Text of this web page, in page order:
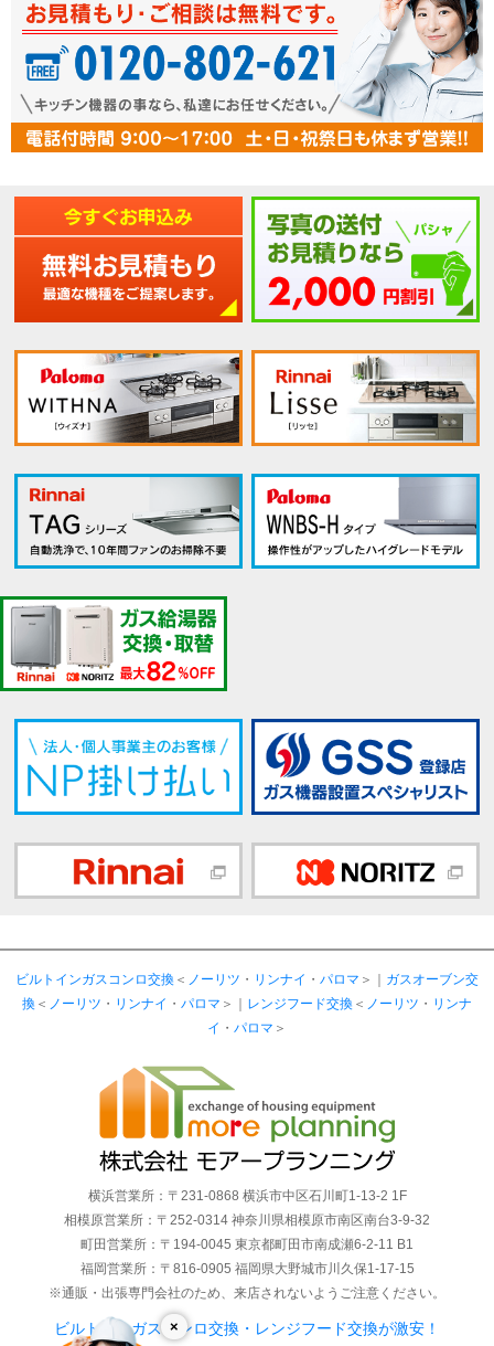
×
ビルトインガスコンロ交換 ＜ ノーリツ ・ リンナイ ・ パロマ ＞｜ ガスオーブン交
換 ＜ ノーリツ ・ リンナイ ・ パロマ ＞｜ レンジフード交換 ＜ ノーリツ ・ リンナ
イ ・ パロマ ＞
横浜営業所：〒231-0868 横浜市中区石川町1-13-2 1F
相模原営業所：〒252-0314 神奈川県相模原市南区南台3-9-32
町田営業所：〒194-0045 東京都町田市南成瀬6-2-11 B1
福岡営業所：〒816-0905 福岡県大野城市川久保1-17-15
※通販・出張専門会社のため、来店されないようご注意ください。
ビルトインガスコンロ交換・レンジフード交換が激安！